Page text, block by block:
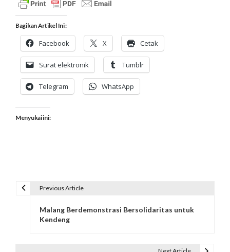
Bagikan Artikel Ini :
Facebook X Cetak
Surat elektronik Tumblr
Telegram WhatsApp
Menyukai ini:
Previous Article
Malang Berdemonstrasi Bersolidaritas untuk
Kendeng